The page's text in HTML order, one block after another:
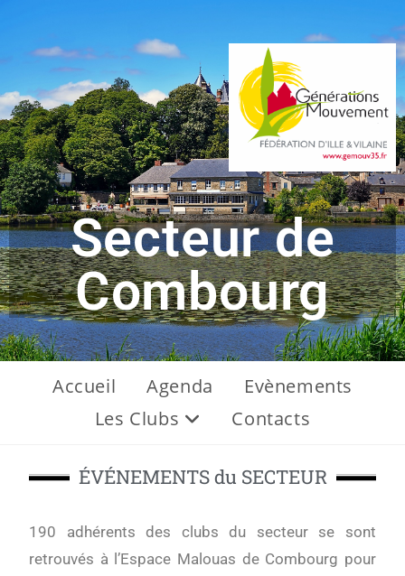
Secteur de
Combourg
Accueil Agenda
Evènements
Les Clubs
Contacts
ÉVÉNEMENTS du SECTEUR
190 adhérents des clubs du secteur se sont
retrouvés à l’Espace Malouas de Combourg pour